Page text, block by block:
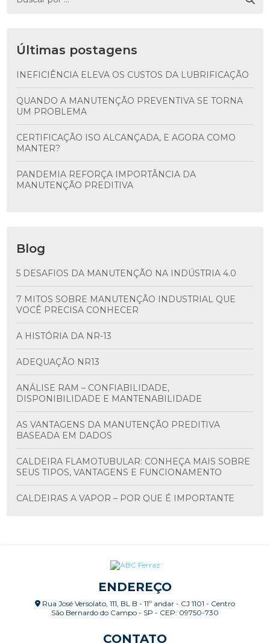
Últimas postagens
INEFICIÊNCIA ELEVA OS CUSTOS DA LUBRIFICAÇÃO
QUANDO A MANUTENÇÃO PREVENTIVA SE TORNA
UM PROBLEMA
CERTIFICAÇÃO ISO ALCANÇADA, E AGORA COMO
MANTER?
PANDEMIA REFORÇA IMPORTÂNCIA DA
MANUTENÇÃO PREDITIVA
Blog
5 DESAFIOS DA MANUTENÇÃO NA INDÚSTRIA 4.0
7 MITOS SOBRE MANUTENÇÃO INDUSTRIAL QUE
VOCÊ PRECISA CONHECER
A HISTÓRIA DA NR-13
ADEQUAÇÃO NR13
ANÁLISE RAM – CONFIABILIDADE,
DISPONIBILIDADE E MANTENABILIDADE
AS VANTAGENS DA MANUTENÇÃO PREDITIVA
BASEADA EM DADOS
CALDEIRA FLAMOTUBULAR: CONHEÇA MAIS SOBRE
SEUS TIPOS, VANTAGENS E FUNCIONAMENTO
CALDEIRAS A VAPOR – POR QUE É IMPORTANTE
RASTREADA
ENDEREÇO
Rua José Versolato, 111, BL B - 11º andar - CJ 1101 - Centro
São Bernardo do Campo - SP - CEP: 09750-730
CONTATO